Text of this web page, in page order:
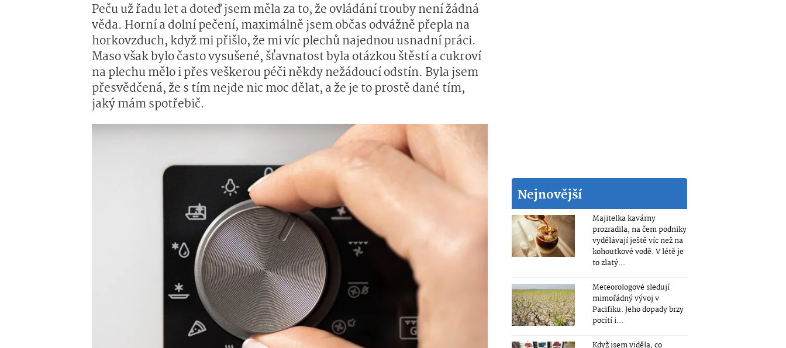
Peču už řadu let a doteď jsem měla za to, že ovládání trouby není žádná
věda. Horní a dolní pečení, maximálně jsem občas odvážně přepla na
horkovzduch, když mi přišlo, že mi víc plechů najednou usnadní práci.
Maso však bylo často vysušené, šťavnatost byla otázkou štěstí a cukroví
na plechu mělo i přes veškerou péči někdy nežádoucí odstín. Byla jsem
přesvědčená, že s tím nejde nic moc dělat, a že je to prostě dané tím,
jaký mám spotřebič.
Nejnovější
Majitelka kavárny
prozradila, na čem podniky
vydělávají ještě víc než na
kohoutkové vodě. V létě je
to zlatý...
Meteorologové sledují
mimořádný vývoj v
Pacifiku. Jeho dopady brzy
pocítí i...
Když jsem viděla, co